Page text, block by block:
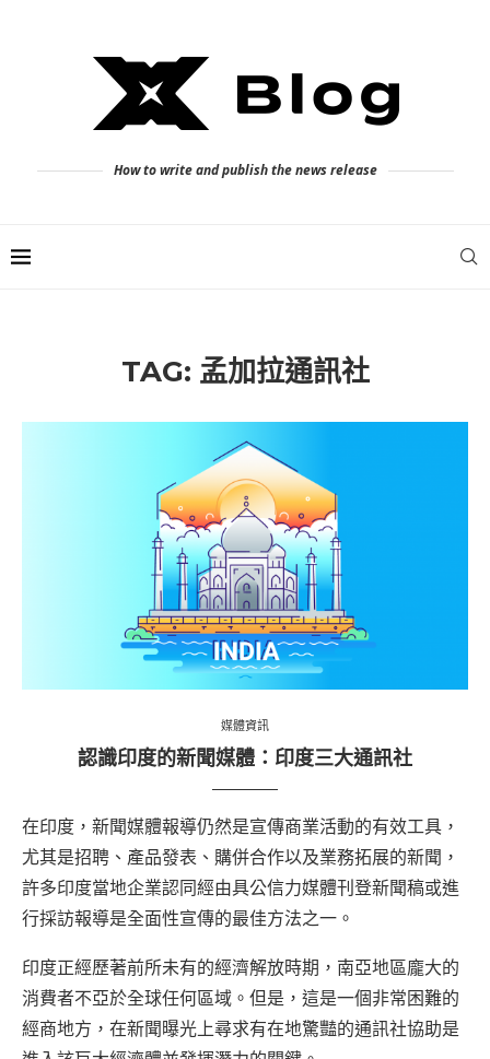
How to write and publish the news release
TAG: 孟加拉通訊社
媒體資訊
認識印度的新聞媒體：印度三大通訊社
在印度，新聞媒體報導仍然是宣傳商業活動的有效工具，
尤其是招聘、產品發表、購併合作以及業務拓展的新聞，
許多印度當地企業認同經由具公信力媒體刊登新聞稿或進
行採訪報導是全面性宣傳的最佳方法之一。
印度正經歷著前所未有的經濟解放時期，南亞地區龐大的
消費者不亞於全球任何區域。但是，這是一個非常困難的
經商地方，在新聞曝光上尋求有在地驚豔的通訊社協助是